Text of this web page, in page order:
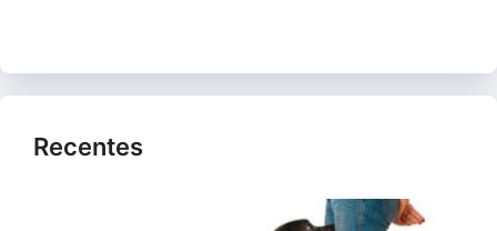
Recentes